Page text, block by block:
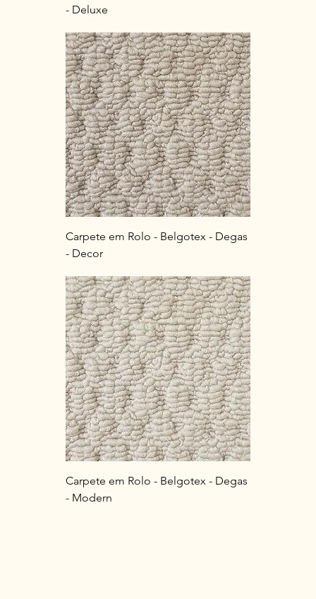
- Deluxe
Carpete em Rolo - Belgotex - Degas
- Decor
Carpete em Rolo - Belgotex - Degas
- Modern